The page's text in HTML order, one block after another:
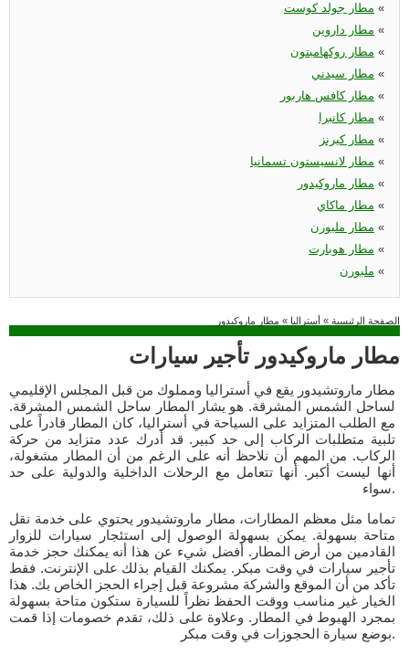
مطار جولد كوست «
مطار داروين «
مطار روكهامبتون «
مطار سيدني «
مطار كافس هاربور «
مطار كانبرا «
مطار كيرنز «
مطار لانسيستون تسمانيا «
مطار ماروكيدور «
مطار ماكاي «
مطار ملبورن «
مطار هوبارت «
ملبورن «
الصفحة الرئيسية » أستراليا » مطار ماروكيدور
مطار ماروكيدور تأجير سيارات
مطار ماروتشيدور يقع في أستراليا ومملوك من قبل المجلس الإقليمي
لساحل الشمس المشرقة. هو يشار المطار ساحل الشمس المشرقة.
مع الطلب المتزايد على السياحة في أستراليا، كان المطار قادراً على
تلبية متطلبات الركاب إلى حد كبير. قد أدرك عدد متزايد من حركة
الركاب. من المهم أن نلاحظ أنه على الرغم من أن المطار مشغولة،
أنها ليست أكبر. أنها تتعامل مع الرحلات الداخلية والدولية على حد
سواء.
تماما مثل معظم المطارات، مطار ماروتشيدور يحتوي على خدمة نقل
متاحة بسهولة. يمكن بسهولة الوصول إلى استئجار سيارات للزوار
القادمين من أرض المطار. أفضل شيء عن هذا أنه يمكنك حجز خدمة
تأجير سيارات في وقت مبكر. يمكنك القيام بذلك على الإنترنت. فقط
تأكد من أن الموقع والشركة مشروعة قبل إجراء الحجز الخاص بك. هذا
الخيار غير مناسب ووقت الحفظ نظراً للسيارة ستكون متاحة بسهولة
بمجرد الهبوط في المطار. وعلاوة على ذلك، تقدم خصومات إذا قمت
بوضع سيارة الحجوزات في وقت مبكر.